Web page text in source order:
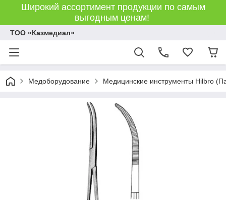
Широкий ассортимент продукции по самым
выгодным ценам!
ТОО «Казмедиал»
Медоборудование Медицинские инструменты Hilbro